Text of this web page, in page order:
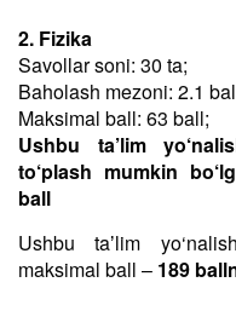
2. Fizika
Savollar soni: 30 ta;
Baholash mezoni: 2.1
Maksimal ball: 63 ball;
Ushbu ta’lim
to‘plash mumkin
ball
Ushbu taʼlim
maksimal ball – 189